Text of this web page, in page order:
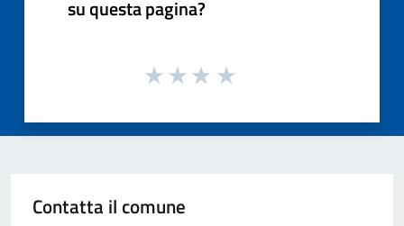
su questa pagina?
Contatta il comune